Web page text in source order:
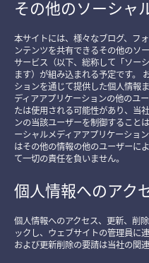
その他のソーシャ
本サイトには、様々なブログ、フ
ンテンツを共有できるその他のソ
サービス（以下、総称して「ソー
ます）が組み込まれる予定です。
ションを通じて提供した個人情報
ディアアプリケーションの他のユ
たは使用される可能性があり、当
ンの当該ユーザーを制御すること
ーシャルメディアアプリケーショ
はその他の情報の他のユーザーに
て一切の責任を負いません。
個人情報へのアク
個人情報へのアクセス、更新、削
ックし、ウェブサイトの管理員に
および更新削除の要請は当社の関